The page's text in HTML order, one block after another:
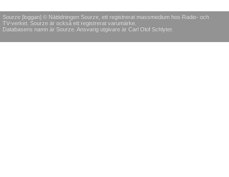
Sourze [loggan] © Nättidningen Sourze, ett registrerat massmedium hos Radio- och
TV-verket. Sourze är också ett registrerat varumärke.
Databasens namn är Sourze. Ansvarig utgivare är Carl Olof Schlyter.